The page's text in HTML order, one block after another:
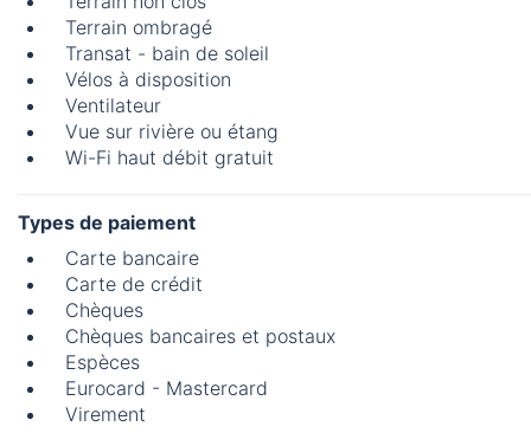
Terrain ombragé
Transat - bain de soleil
Vélos à disposition
Ventilateur
Vue sur rivière ou étang
Wi-Fi haut débit gratuit
Types de paiement
Carte bancaire
Carte de crédit
Chèques
Chèques bancaires et postaux
Espèces
Eurocard - Mastercard
Virement